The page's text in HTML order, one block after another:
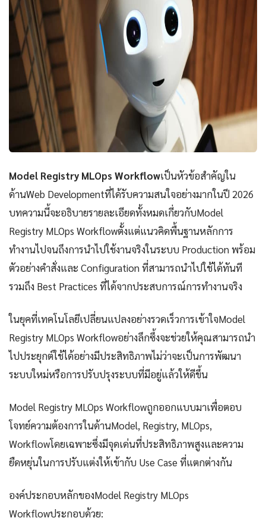
Model Registry MLOps Workflowเป็นหัวข้อสำคัญใน
ด้านWeb Developmentที่ได้รับความสนใจอย่างมากในปี 2026
บทความนี้จะอธิบายรายละเอียดทั้งหมดเกี่ยวกับModel
Registry MLOps Workflowตั้งแต่แนวคิดพื้นฐานหลักการ
ทำงานไปจนถึงการนำไปใช้งานจริงในระบบ Production พร้อม
ตัวอย่างคำสั่งและ Configuration ที่สามารถนำไปใช้ได้ทันที
รวมถึง Best Practices ที่ได้จากประสบการณ์การทำงานจริง
ในยุคที่เทคโนโลยีเปลี่ยนแปลงอย่างรวดเร็วการเข้าใจModel
Registry MLOps Workflowอย่างลึกซึ้งจะช่วยให้คุณสามารถนำ
ไปประยุกต์ใช้ได้อย่างมีประสิทธิภาพไม่ว่าจะเป็นการพัฒนา
ระบบใหม่หรือการปรับปรุงระบบที่มีอยู่แล้วให้ดีขึ้น
Model Registry MLOps Workflowถูกออกแบบมาเพื่อตอบ
โจทย์ความต้องการในด้านModel, Registry, MLOps,
Workflowโดยเฉพาะซึ่งมีจุดเด่นที่ประสิทธิภาพสูงและความ
ยืดหยุ่นในการปรับแต่งให้เข้ากับ Use Case ที่แตกต่างกัน
องค์ประกอบหลักของModel Registry MLOps
Workflowประกอบด้วย: